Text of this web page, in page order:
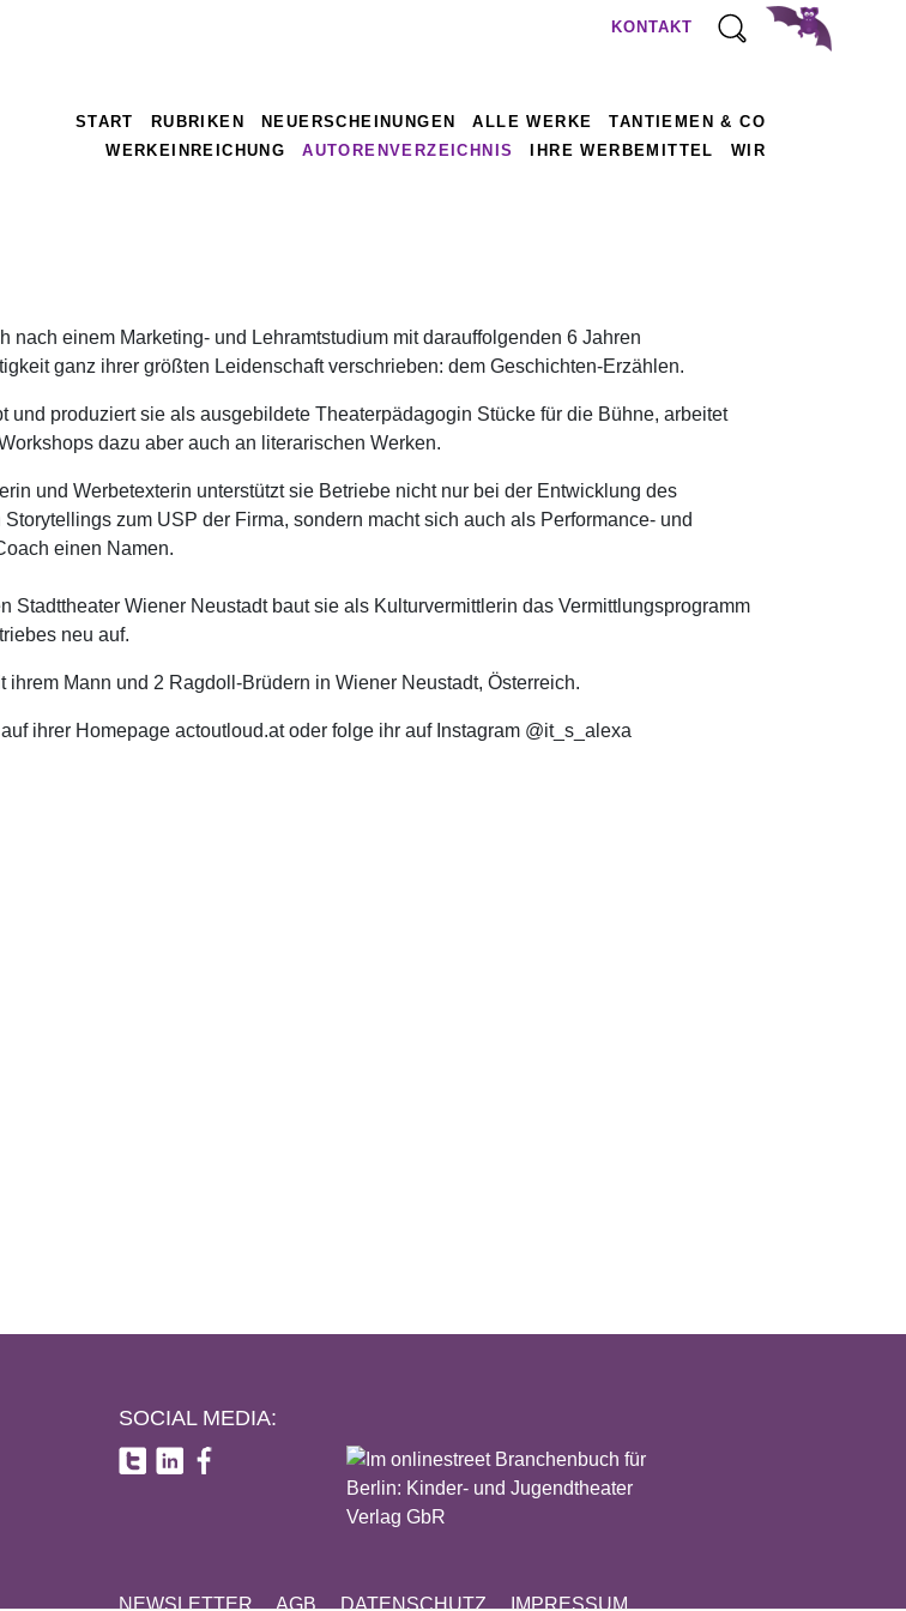
KONTAKT
START RUBRIKEN NEUERSCHEINUNGEN ALLE WERKE
TANTIEMEN & CO
WERKEINREICHUNG
AUTORENVERZEICHNIS IHRE WERBEMITTEL WIR
nach einem Marketing- und Lehramtstudium mit darauffolgenden 6 Jahren
ganz ihrer größten Leidenschaft verschrieben: dem Geschichten-Erzählen.
und produziert sie als ausgebildete Theaterpädagogin Stücke für die Bühne, arbeitet
dazu aber auch an literarischen Werken.
und Werbetexterin unterstützt sie Betriebe nicht nur bei der Entwicklung des
zum USP der Firma, sondern macht sich auch als Performance- und
einen Namen.
Stadttheater Wiener Neustadt baut sie als Kulturvermittlerin das Vermittlungsprogramm
neu auf.
ihrem Mann und 2 Ragdoll-Brüdern in Wiener Neustadt, Österreich.
ihrer Homepage actoutloud.at oder folge ihr auf Instagram @it_s_alexa
SOCIAL MEDIA:
NEWSLETTER AGB DATENSCHUTZ IMPRESSUM